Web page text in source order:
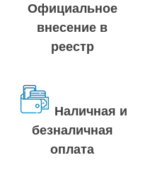
Официальное
внесение в
реестр
Наличная и
безналичная
оплата